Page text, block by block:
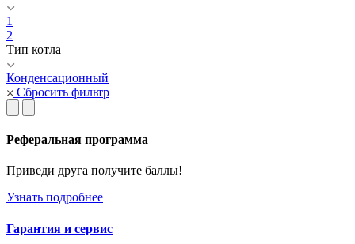
1
2
Тип котла
Конденсационный
Сбросить фильтр
Реферальная программа
Приведи друга получите баллы!
Узнать подробнее
Гарантия и сервис